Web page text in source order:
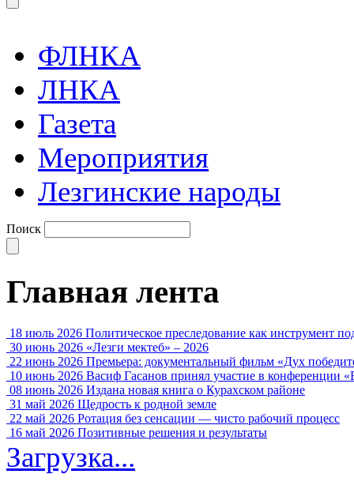
ФЛНКА
ЛНКА
Газета
Мероприятия
Лезгинские народы
Поиск
Главная лента
18 июль 2026 Политическое преследование как инструмент
30 июнь 2026 «Лезги мектеб» – 2026
22 июнь 2026 Премьера: документальный фильм «Дух
10 июнь 2026 Васиф Гасанов принял участие в конференции
08 июнь 2026 Издана новая книга о Курахском районе
31 май 2026 Щедрость к родной земле
22 май 2026 Ротация без сенсации — чисто рабочий процесс
16 май 2026 Позитивные решения и результаты
Загрузка...